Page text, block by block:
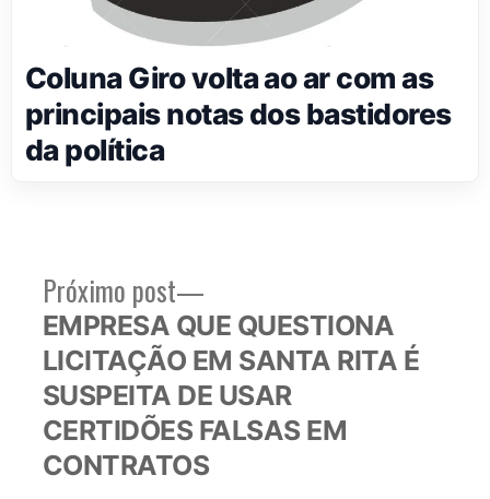
Coluna Giro volta ao ar com as
principais notas dos bastidores
da política
Navegação
de
Post
Próximo post
Próximo
post:
EMPRESA QUE QUESTIONA
LICITAÇÃO EM SANTA RITA É
SUSPEITA DE USAR
CERTIDÕES FALSAS EM
CONTRATOS